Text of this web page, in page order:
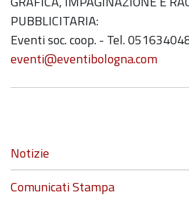
PUBBLICITARIA:
Eventi soc. coop. - Tel.
eventi@eventibologna.com
Navigazione
Notizie
Comunicati Stampa